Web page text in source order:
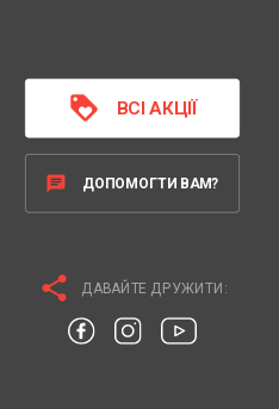
loyalty ВСІ АКЦІЇ
chat ДОПОМОГТИ ВАМ?
share ДАВАЙТЕ ДРУЖИТИ: